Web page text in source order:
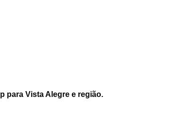
para Vista Alegre e região.